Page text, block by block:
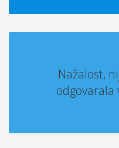
Nažalost,
odgovarala